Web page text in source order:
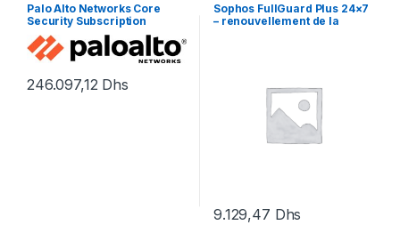
Palo Alto Networks Core
Security Subscription
Bundle Advanced Threat
Prevention, Advanced URL
Filtering, Advanced
246.097,12 Dhs
Sophos FullGuard Plus 24×7
– renouvellement de la
9.129,47 Dhs